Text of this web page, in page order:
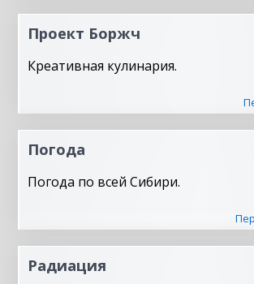
Проект Боржч
Креативная кулинария.
Погода
Погода по всей Сибири.
Радиация